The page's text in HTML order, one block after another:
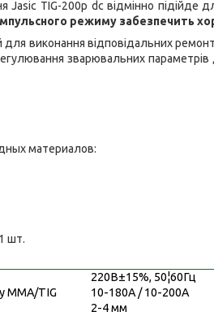
TIG-200p dc відмінно підійде
режиму забезпечить
виконання відповідальних
зварювальних
материалов:
шт.
220В±15%, 50¦60Гц
MMA/TIG
10-180А / 10-200А
2-4 мм